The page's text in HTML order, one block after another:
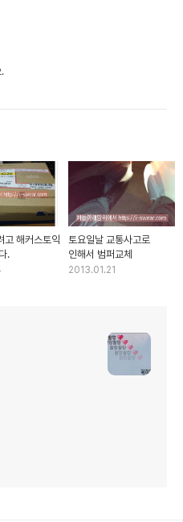
.
고 해커스토익
.
토요일날 교통사고로
인해서 범퍼교체
2013.01.21